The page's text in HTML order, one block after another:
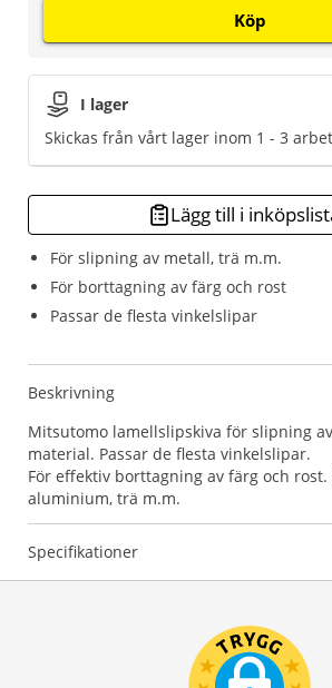
För slipning av metall, trä m.m.
För borttagning av färg och rost
Passar de flesta vinkelslipar
I lager
Skickas från vårt lager inom 1 - 3
Köp
Lägg till i
Beskrivning
Mitsutomo lamellslipskiva för slipning
material. Passar de flesta vinkelslipar.
För effektiv borttagning av färg och
aluminium, trä m.m.
Specifikationer